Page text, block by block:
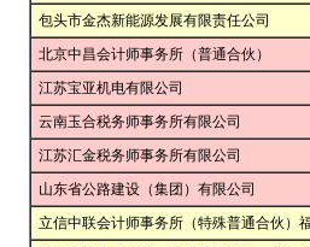
包头市金杰新能源发展有限责任公司
北京中昌会计师事务所（普通合伙）
江苏宝亚机电有限公司
云南玉合税务师事务所有限公司
江苏汇金税务师事务所有限公司
山东省公路建设（集团）有限公司
立信中联会计师事务所（特殊普通合伙）